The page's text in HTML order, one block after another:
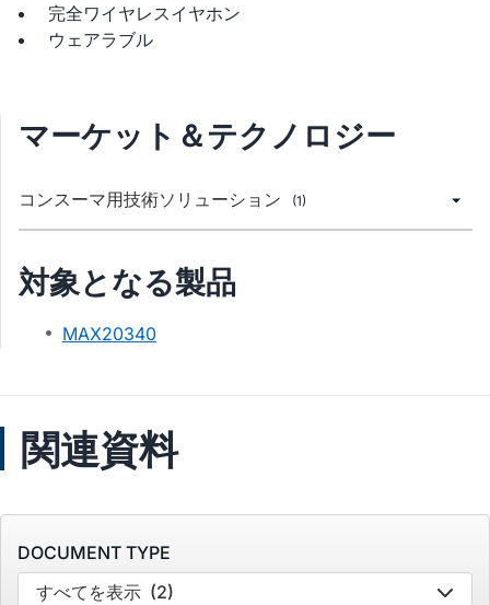
完全ワイヤレスイヤホン
ウェアラブル
マーケット＆テクノロジー
コンスーマ用技術ソリューション (1)
対象となる製品
MAX20340
関連資料
DOCUMENT TYPE
すべてを表示 (2)